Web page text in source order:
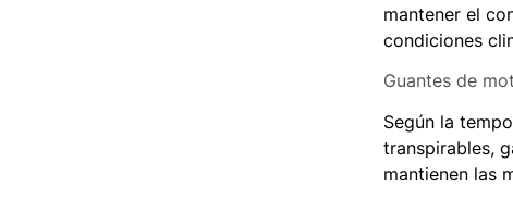
mantener el
condiciones
Guantes de
Según la
transpirables,
mantienen las